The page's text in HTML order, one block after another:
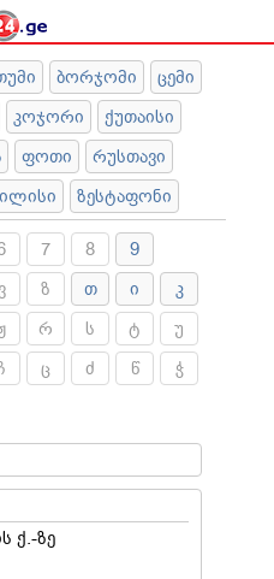
ბორჯომი ცემი
კოჯორი ქუთაისი
ფოთი რუსთავი
ზესტაფონი
7 8 9
ვ ზ თ ი კ
რ ს ტ უ
ც ძ წ ჭ
ქ.-ზე